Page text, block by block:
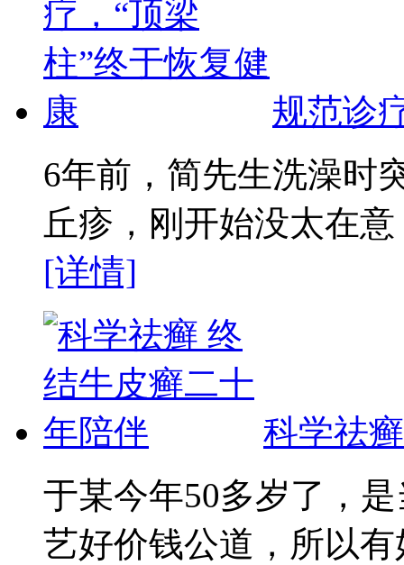
规范诊
6年前，简先生洗澡时
丘疹，刚开始没太在
[详情]
科学祛
于某今年50多岁了，
艺好价钱公道，所以